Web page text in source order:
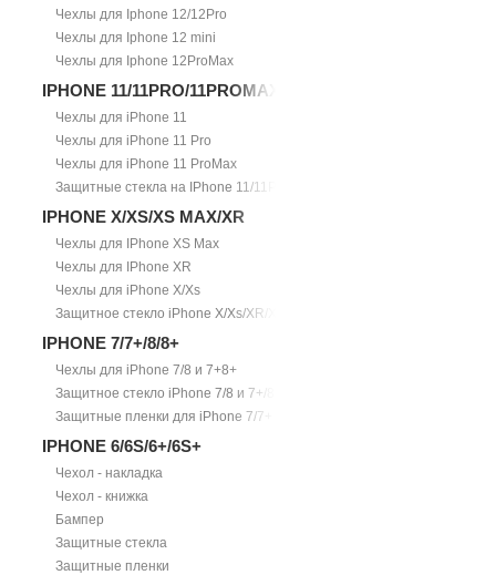
Чехлы для Iphone 12/12Pro
Чехлы для Iphone 12 mini
Чехлы для Iphone 12ProMax
IPHONE 11/11PRO/11PROMAX
Чехлы для iPhone 11
Чехлы для iPhone 11 Pro
Чехлы для iPhone 11 ProMax
Защитные стекла на IPhone 11/11Pro/11ProMax
IPHONE X/XS/XS MAX/XR
Чехлы для IPhone XS Max
Чехлы для IPhone XR
Чехлы для iPhone X/Xs
Защитное стекло iPhone X/Xs/XR/Xs Max
IPHONE 7/7+/8/8+
Чехлы для iPhone 7/8 и 7+8+
Защитное стекло iPhone 7/8 и 7+/8+
Защитные пленки для iPhone 7/7+
IPHONE 6/6S/6+/6S+
Чехол - накладка
Чехол - книжка
Бампер
Защитные стекла
Защитные пленки